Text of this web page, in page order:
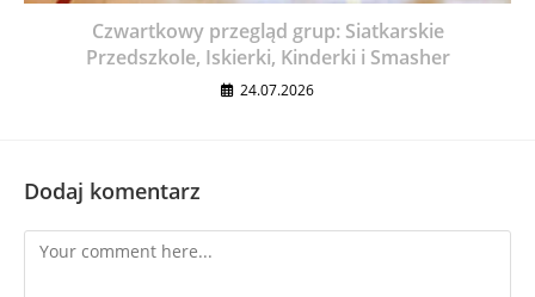
Czwartkowy przegląd grup: Siatkarskie
Przedszkole, Iskierki, Kinderki i Smasher
24.07.2026
Dodaj komentarz